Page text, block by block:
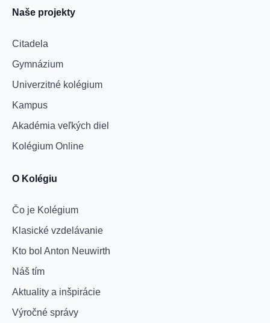
Naše projekty
Citadela
Gymnázium
Univerzitné kolégium
Kampus
Akadémia veľkých diel
Kolégium Online
O Kolégiu
Čo je Kolégium
Klasické vzdelávanie
Kto bol Anton Neuwirth
Náš tím
Aktuality a inšpirácie
Výročné správy